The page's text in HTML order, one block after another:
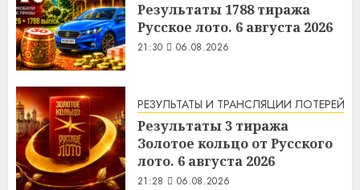
Результаты 1788 тиража
Русское лото. 6 августа 2026
21:30 06.08.2026
РЕЗУЛЬТАТЫ И ТРАНСЛЯЦИИ ЛОТЕРЕЙ
Результаты 3 тиража
Золотое кольцо от Русского
лото. 6 августа 2026
21:28 06.08.2026